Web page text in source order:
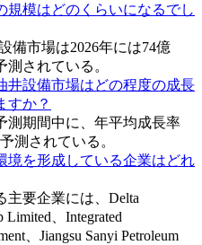
規模はどのくらいになるでし
備市場は2026年には74億
されている。
井設備市場はどの程度の成長
すか？
測期間中に、年平均成長率
測されている。
境を形成している企業はどれ
主要企業には、Delta
Limited、Integrated
、Jiangsu Sanyi Petroleum